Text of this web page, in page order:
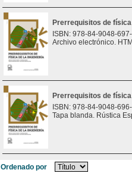
Prerrequisitos de
ISBN: 978-84-9048-
Archivo electrónico.
Prerrequisitos de
ISBN: 978-84-9048-
Tapa blanda. Rústica
Ordenado por